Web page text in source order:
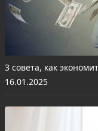
3 совета, как
16.01.2025